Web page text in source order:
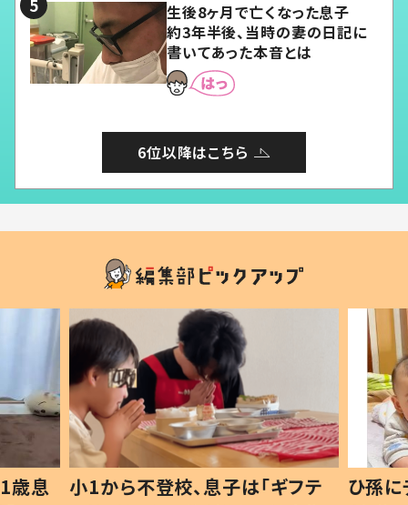
生後8ヶ月で亡くなった息子
約3年半後、当時の妻の日記に
書いてあった本音とは
6位以降はこちら
歳息
小1から不登校、息子は「ギフテ
ひ孫